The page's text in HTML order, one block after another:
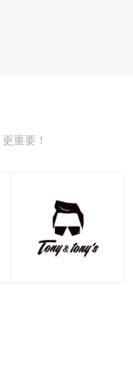
重要！